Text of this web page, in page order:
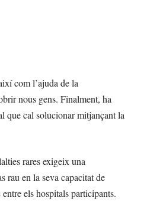
com l’ajuda de la
nous gens. Finalment, ha
que cal solucionar mitjançant la
rares exigeix una
rau en la seva capacitat de
els hospitals participants.